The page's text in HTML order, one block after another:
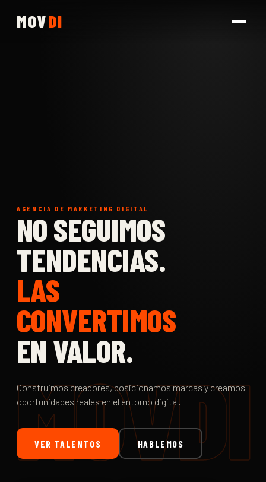
MOVDI
MOVDI
AGENCIA DE MARKETING DIGITAL
NO SEGUIMOS
TENDENCIAS.
LAS
CONVERTIMOS
EN VALOR.
Construimos creadores, posicionamos marcas y creamos
oportunidades reales en el entorno digital.
VER TALENTOS HABLEMOS